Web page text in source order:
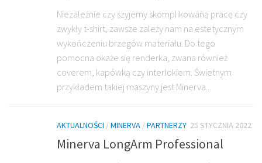
Niezależnie czy szyjemy skomplikowaną pracę czy
zwykły t-shirt, zawsze zależy nam na estetycznym
wykończeniu brzegów materiału. Do tego
pomocna okaże się renderka, zwana również
coverem, kapówką czy interlokiem. Świetnym
przykładem takiej maszyny jest Minerva...
AKTUALNOŚCI /MINERVA /PARTNERZY 25 STYCZNIA 2022
Minerva LongArm Professional